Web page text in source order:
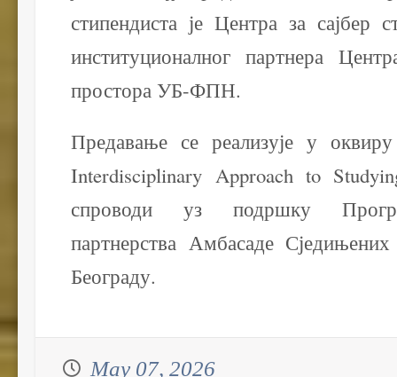
стипендиста је Центра за сајбер
институционалног партнера
простора УБ-ФПН.
Предавање се реализује у
Interdisciplinary Approach to
спроводи уз подршку
партнерства Амбасаде
Београду.
May 07, 2026